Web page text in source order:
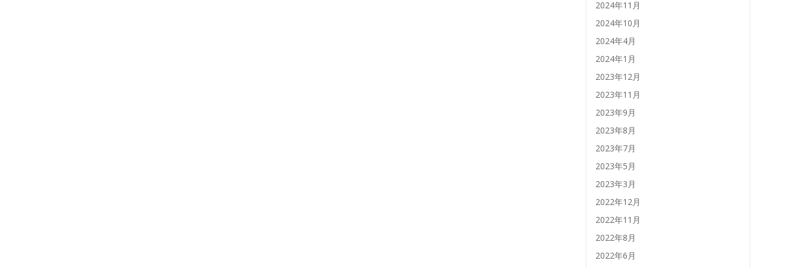
2024年11月
2024年10月
2024年4月
2024年1月
2023年12月
2023年11月
2023年9月
2023年8月
2023年7月
2023年5月
2023年3月
2022年12月
2022年11月
2022年8月
2022年6月